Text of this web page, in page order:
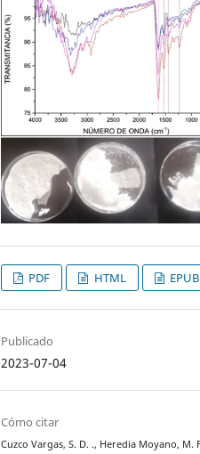
PDF HTML EPUB
Publicado
2023-07-04
Cómo citar
Cuzco Vargas, S. D. ., Heredia Moyano, M.